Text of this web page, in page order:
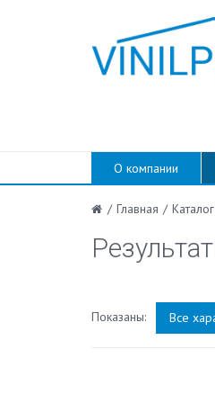
О компании
/ Главная / Каталог
Показаны: Все